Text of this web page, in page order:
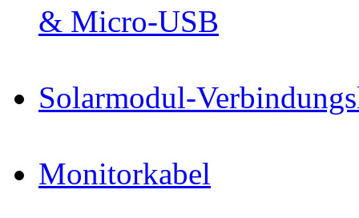
& Micro-USB
Solarmodul-
Monitorkabel